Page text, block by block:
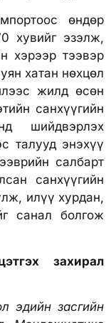
өндөр
хувийг эзэлж,
хэрээр тээвэр
хатан нөхцөл
жилд өсөн
санхүүгийн
шийдвэрлэх
талууд энэхүү
салбарт
санхүүгийн
илүү хурдан,
санал болгож
захирал
эдийн засгийн